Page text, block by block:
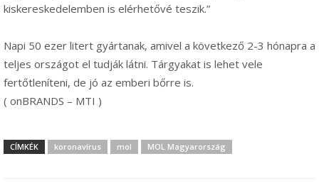
kiskereskedelemben is elérhetővé teszik.”
Napi 50 ezer litert gyártanak, amivel a következő 2-3 hónapra a
teljes országot el tudják látni. Tárgyakat is lehet vele
fertőtleníteni, de jó az emberi bőrre is.
( onBRANDS – MTI )
CÍMKÉK koronavírus mol MOL Magyarország